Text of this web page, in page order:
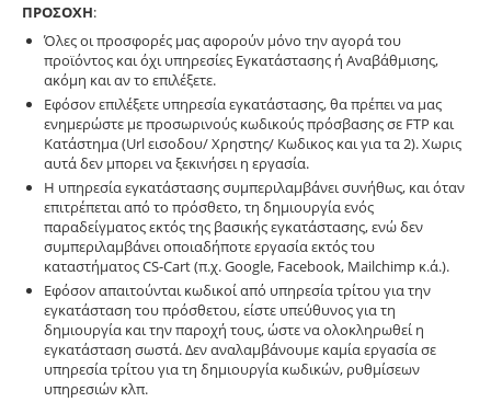
ΠΡΟΣΟΧΗ:
Όλες οι προσφορές μας αφορούν μόνο την αγορά του
προϊόντος και όχι υπηρεσίες Εγκατάστασης ή Αναβάθμισης,
ακόμη και αν το επιλέξετε.
Εφόσον επιλέξετε υπηρεσία εγκατάστασης, θα πρέπει να μας
ενημερώστε με προσωρινούς κωδικούς πρόσβασης σε FTP και
Κατάστημα (Url εισοδου/ Χρηστης/ Κωδικος και για τα 2). Χωρις
αυτά δεν μπορει να ξεκινήσει η εργασία.
Η υπηρεσία εγκατάστασης συμπεριλαμβάνει συνήθως, και όταν
επιτρέπεται από το πρόσθετο, τη δημιουργία ενός
παραδείγματος εκτός της βασικής εγκατάστασης, ενώ δεν
συμπεριλαμβάνει οποιαδήποτε εργασία εκτός του
καταστήματος CS-Cart (π.χ. Google, Facebook, Mailchimp κ.ά.).
Εφόσον απαιτούνται κωδικοί από υπηρεσία τρίτου για την
εγκατάσταση του πρόσθετου, είστε υπεύθυνος για τη
δημιουργία και την παροχή τους, ώστε να ολοκληρωθεί η
εγκατάσταση σωστά. Δεν αναλαμβάνουμε καμία εργασία σε
υπηρεσία τρίτου για τη δημιουργία κωδικών, ρυθμίσεων
υπηρεσιών κλπ.